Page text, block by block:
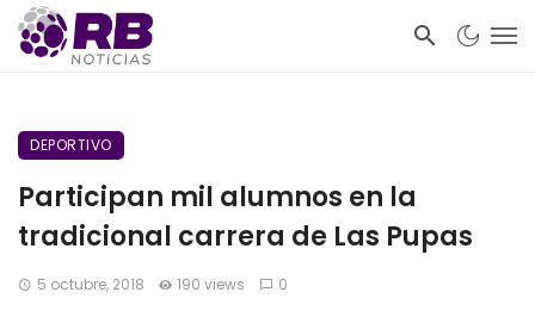
DEPORTIVO
Participan mil alumnos en la
tradicional carrera de Las Pupas
5 octubre, 2018 190 views 0